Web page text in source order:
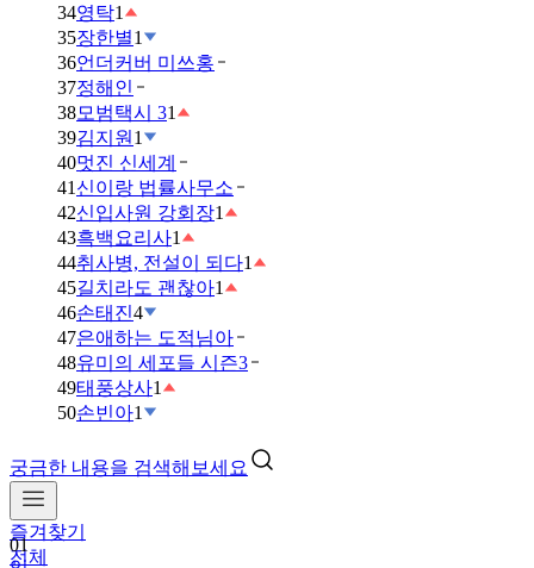
34영탁1
35장한별1
36언더커버 미쓰홍
37정해인
38모범택시 31
39김지원 1
40멋진 신세계
41 신이랑 법률사무소
42신입사원 강회장1
43흑백요리사1
44취사병, 전설이 되다1
45길치라도 괜찮아1
46손태진4
47은애하는 도적님아
48유미의 세포들 시즌3
49태풍상사1
50손빈아1
궁금한 내용을 검색해보세요
즐겨찾기
전체
01